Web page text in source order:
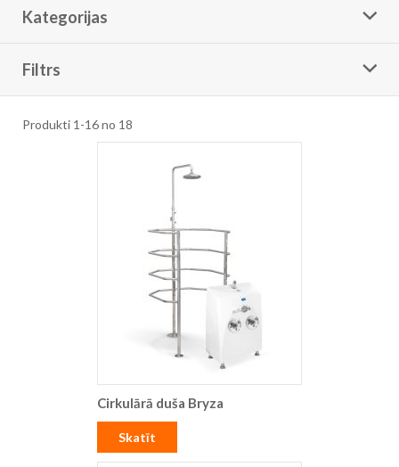
Kategorijas
Filtrs
Produkti 1 -16no 18
Cirkulārā duša Bryza
Skatīt